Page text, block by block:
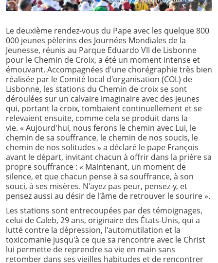
Le deuxième rendez-vous du Pape avec les quelque 800
000 jeunes pèlerins des Journées Mondiales de la
Jeunesse, réunis au Parque Eduardo VII de Lisbonne
pour le Chemin de Croix, a été un moment intense et
émouvant. Accompagnées d'une chorégraphie très bien
réalisée par le Comité local d'organisation (COL) de
Lisbonne, les stations du Chemin de croix se sont
déroulées sur un calvaire imaginaire avec des jeunes
qui, portant la croix, tombaient continuellement et se
relevaient ensuite, comme cela se produit dans la
vie. « Aujourd'hui, nous ferons le chemin avec Lui, le
chemin de sa souffrance, le chemin de nos soucis, le
chemin de nos solitudes » a déclaré le pape François
avant le départ, invitant chacun à offrir dans la prière sa
propre souffrance : « Maintenant, un moment de
silence, et que chacun pense à sa souffrance, à son
souci, à ses misères. N'ayez pas peur, pensez-y, et
pensez aussi au désir de l'âme de retrouver le sourire ».
Les stations sont entrecoupées par des témoignages,
celui de Caleb, 29 ans, originaire des États-Unis, qui a
lutté contre la dépression, l'automutilation et la
toxicomanie jusqu'à ce que sa rencontre avec le Christ
lui permette de reprendre sa vie en main sans
retomber dans ses vieilles habitudes et de rencontrer